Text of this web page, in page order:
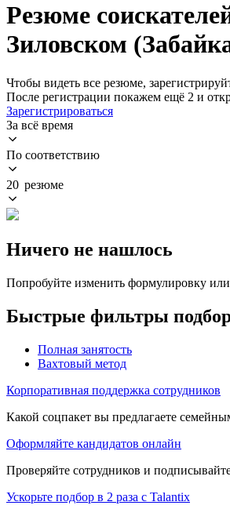
Резюме
Зиловском
Чтобы видеть все резюме,
После регистрации покажем ещё 2 и
Зарегистрироваться
За всё время
По соответствию
20 резюме
Ничего не нашлось
Попробуйте изменить формулировку
Быстрые фильтры
Полная занятость
Вахтовый метод
Корпоративная поддержка сотрудников
Какой соцпакет вы предлагаете
Оформляйте кандидатов онлайн
Проверяйте сотрудников и
Ускорьте подбор в 2 раза с Talantix